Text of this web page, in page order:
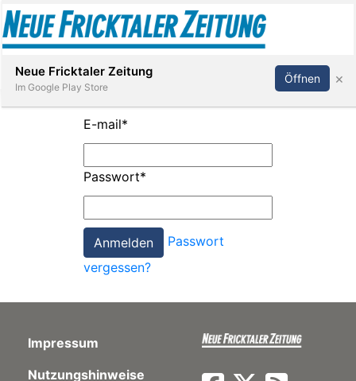
Paper
App
Abonnieren Anmelden
E-mail*
Passwort*
Passwort
vergessen?
Impressum
Nutzungshinweise
Neue Fricktaler Zeitung
Im Google Play Store
Öffnen ×